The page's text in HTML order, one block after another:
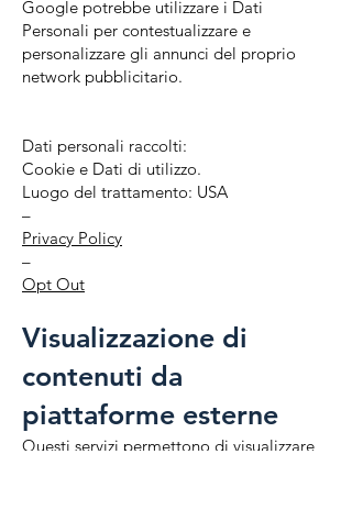
Google potrebbe utilizzare i Dati
Personali per contestualizzare e
personalizzare gli annunci del proprio
network pubblicitario.​​
Dati personali raccolti:
Cookie e Dati di utilizzo.
Luogo del trattamento: USA
–
Privacy Policy
–
Opt Out
Visualizzazione di
contenuti da
piattaforme esterne
Questi servizi permettono di visualizzare